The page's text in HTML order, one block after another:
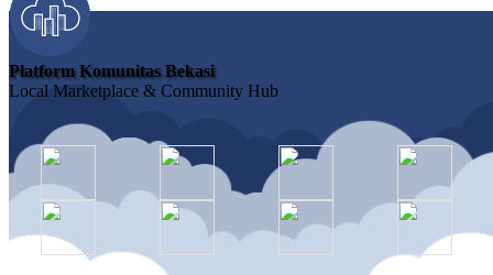
Join
Platform Komunitas Bekasi
Local Marketplace & Community Hub